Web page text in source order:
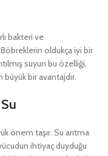
bakteri ve
oldukça iyi bir
suyun bu özelliği,
büyük bir avantajdır.
önem taşır. Su arıtma
ihtiyaç duyduğu